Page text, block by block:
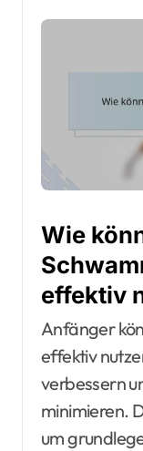
Wie
effektiv
Anfänger
effektiv
verbessern
minimieren.
um